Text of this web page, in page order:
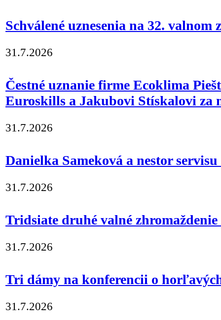
Schválené uznesenia na 32.
31.7.2026
Čestné uznanie firme Ecoklima
Euroskills a Jakubovi Stískalovi za
31.7.2026
Danielka Sameková a nestor
31.7.2026
Tridsiate druhé valné
31.7.2026
Tri dámy na konferencii o
31.7.2026